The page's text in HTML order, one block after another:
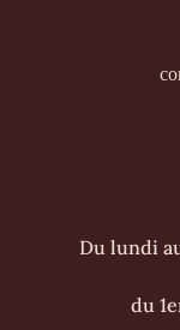
Du lundi
du